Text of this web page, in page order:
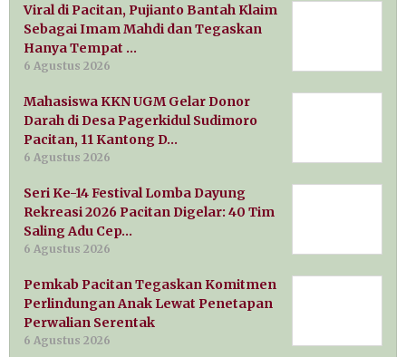
Viral di Pacitan, Pujianto Bantah Klaim
Sebagai Imam Mahdi dan Tegaskan
Hanya Tempat …
6 Agustus 2026
Mahasiswa KKN UGM Gelar Donor
Darah di Desa Pagerkidul Sudimoro
Pacitan, 11 Kantong D…
6 Agustus 2026
Seri Ke-14 Festival Lomba Dayung
Rekreasi 2026 Pacitan Digelar: 40 Tim
Saling Adu Cep…
6 Agustus 2026
Pemkab Pacitan Tegaskan Komitmen
Perlindungan Anak Lewat Penetapan
Perwalian Serentak
6 Agustus 2026